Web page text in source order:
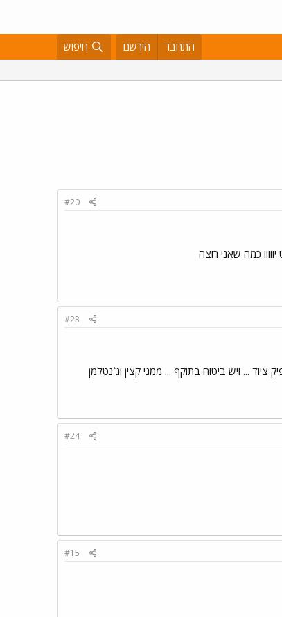
התחבר הירשם חיפוש
#20
כמה שאני רוצה
#23
... ויש ביטוח בתוקף ... ממני קצין וג`נטלמן
#24
#15